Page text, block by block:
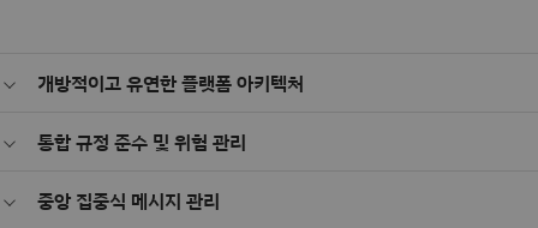
개방적이고 유연한 플랫폼 아키텍처
를 활용하세요. IBM® Z와 z/OS를 비롯한 지원 환경에 배포하여 엔터프
통합 규정 준수 및 위험 관리
강화합니다. 효율적인 거래 처리와 관리 체계를 유지하면서 위험을 줄일
중앙 집중식 메시지 관리